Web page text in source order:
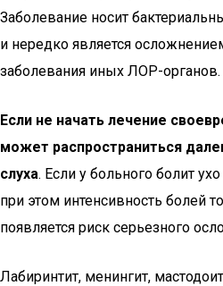
Заболевание носит
и нередко является
заболевания иных ЛОР-органов.
Если не начать лечение
может распространиться
слуха. Если у больного болит
при этом интенсивность болей
появляется риск серьезного
Лабиринтит, менингит,